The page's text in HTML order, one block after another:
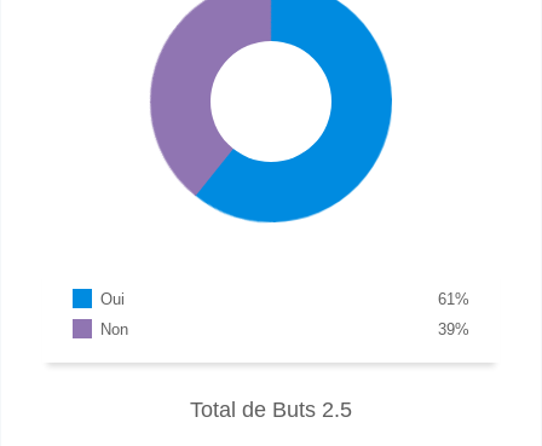
Oui %
61
Non
%
39
Total de Buts 2.5